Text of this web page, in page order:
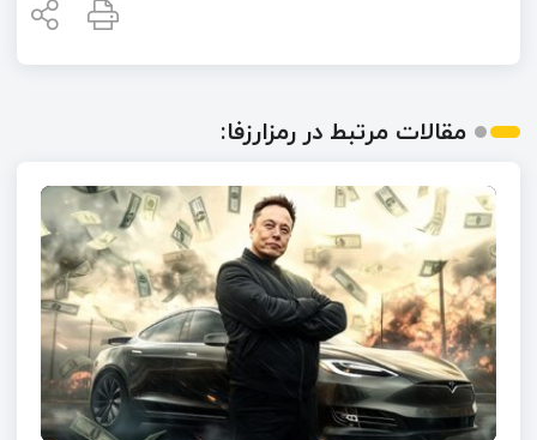
مقالات مرتبط در رمزارزفا: